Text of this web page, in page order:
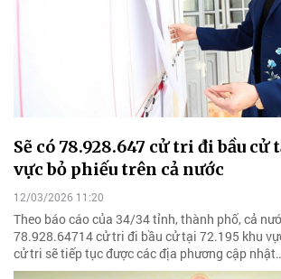
Sẽ có 78.928.647 cử tri đi bầu cử
vực bỏ phiếu trên cả nước
12/03/2026 11:20
Theo báo cáo của 34/34 tỉnh, thành phố, cả
78.928.64714 cử tri đi bầu cử tại 72.195 khu
cử tri sẽ tiếp tục được các địa phương cập